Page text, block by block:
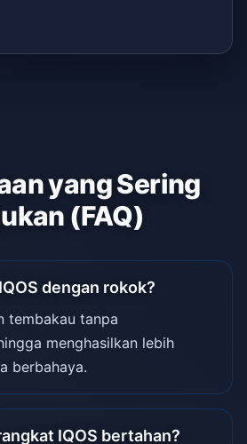
yang Sering
(FAQ)
dengan rokok?
tembakau tanpa
menghasilkan lebih
berbahaya.
IQOS bertahan?